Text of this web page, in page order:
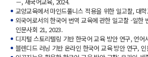
교양교육에서 마인드풀니스 적용을 위한 일고찰, 대
외국어로서의 한국어 번역 교육에 관한 일고찰 -일한
인문사회 21, 2023.
디지털 스토리텔링 기반 한국어 교육 방안 연구, 언어
블렌디드 러닝 기반 온라인 한국어 교육 방안 연구,